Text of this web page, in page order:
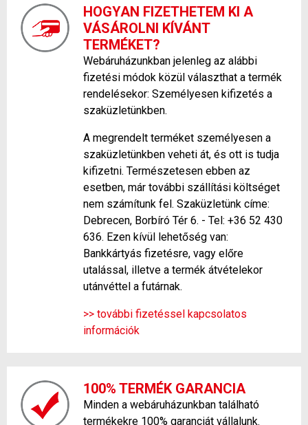
HOGYAN FIZETHETEM KI A
VÁSÁROLNI KÍVÁNT
TERMÉKET?
Webáruházunkban jelenleg az alábbi
fizetési módok közül választhat a termék
rendelésekor: Személyesen kifizetés a
szaküzletünkben.
A megrendelt terméket személyesen a
szaküzletünkben veheti át, és ott is tudja
kifizetni. Természetesen ebben az
esetben, már további szállítási költséget
nem számítunk fel. Szaküzletünk címe:
Debrecen, Borbíró Tér 6. - Tel: +36 52 430
636. Ezen kívül lehetőség van:
Bankkártyás fizetésre, vagy előre
utalással, illetve a termék átvételekor
utánvéttel a futárnak.
>> további fizetéssel kapcsolatos
információk
100% TERMÉK GARANCIA
Minden a webáruházunkban található
termékekre 100% garanciát vállalunk.